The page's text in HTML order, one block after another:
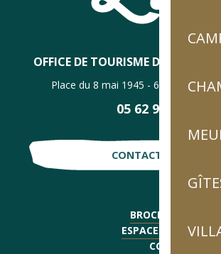
OFFICE DE TOURISME DE LUZ-
Place du 8 mai 1945 - 65120 Luz-
05 62 92 30 30
CONTACTE-NOUS !
BROCHURES
ESPACE PRESSE
CGV